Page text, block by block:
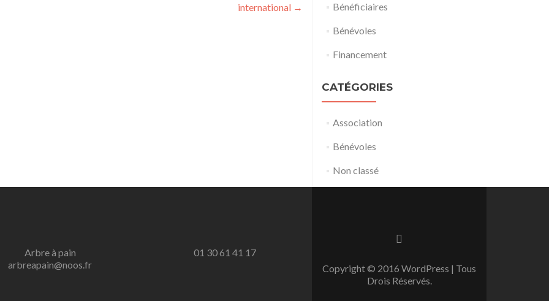
international → Bénéficiaires
Bénévoles
Financement
CATÉGORIES
Association
Bénévoles
Non classé
Arbre à pain
arbreapain@noos.fr
01 30 61 41 17
Go
Copyright © 2016 WordPress | Tous
Drois Réservés.